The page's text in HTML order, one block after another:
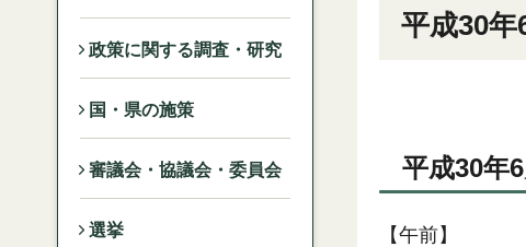
政策に関する調査・研究
国・県の施策
審議会・協議会・委員会
選挙
平成30年
平成30年
【午前】